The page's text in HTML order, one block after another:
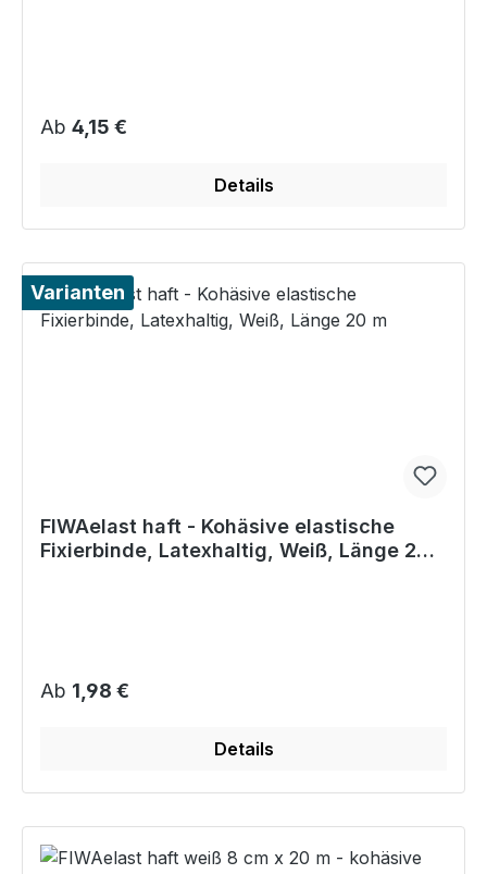
Regulärer Preis:
Ab 4,15 €
Details
Varianten
FIWAelast haft - Kohäsive elastische
Fixierbinde, Latexhaltig, Weiß, Länge 20
Regulärer Preis:
Ab 1,98 €
Details